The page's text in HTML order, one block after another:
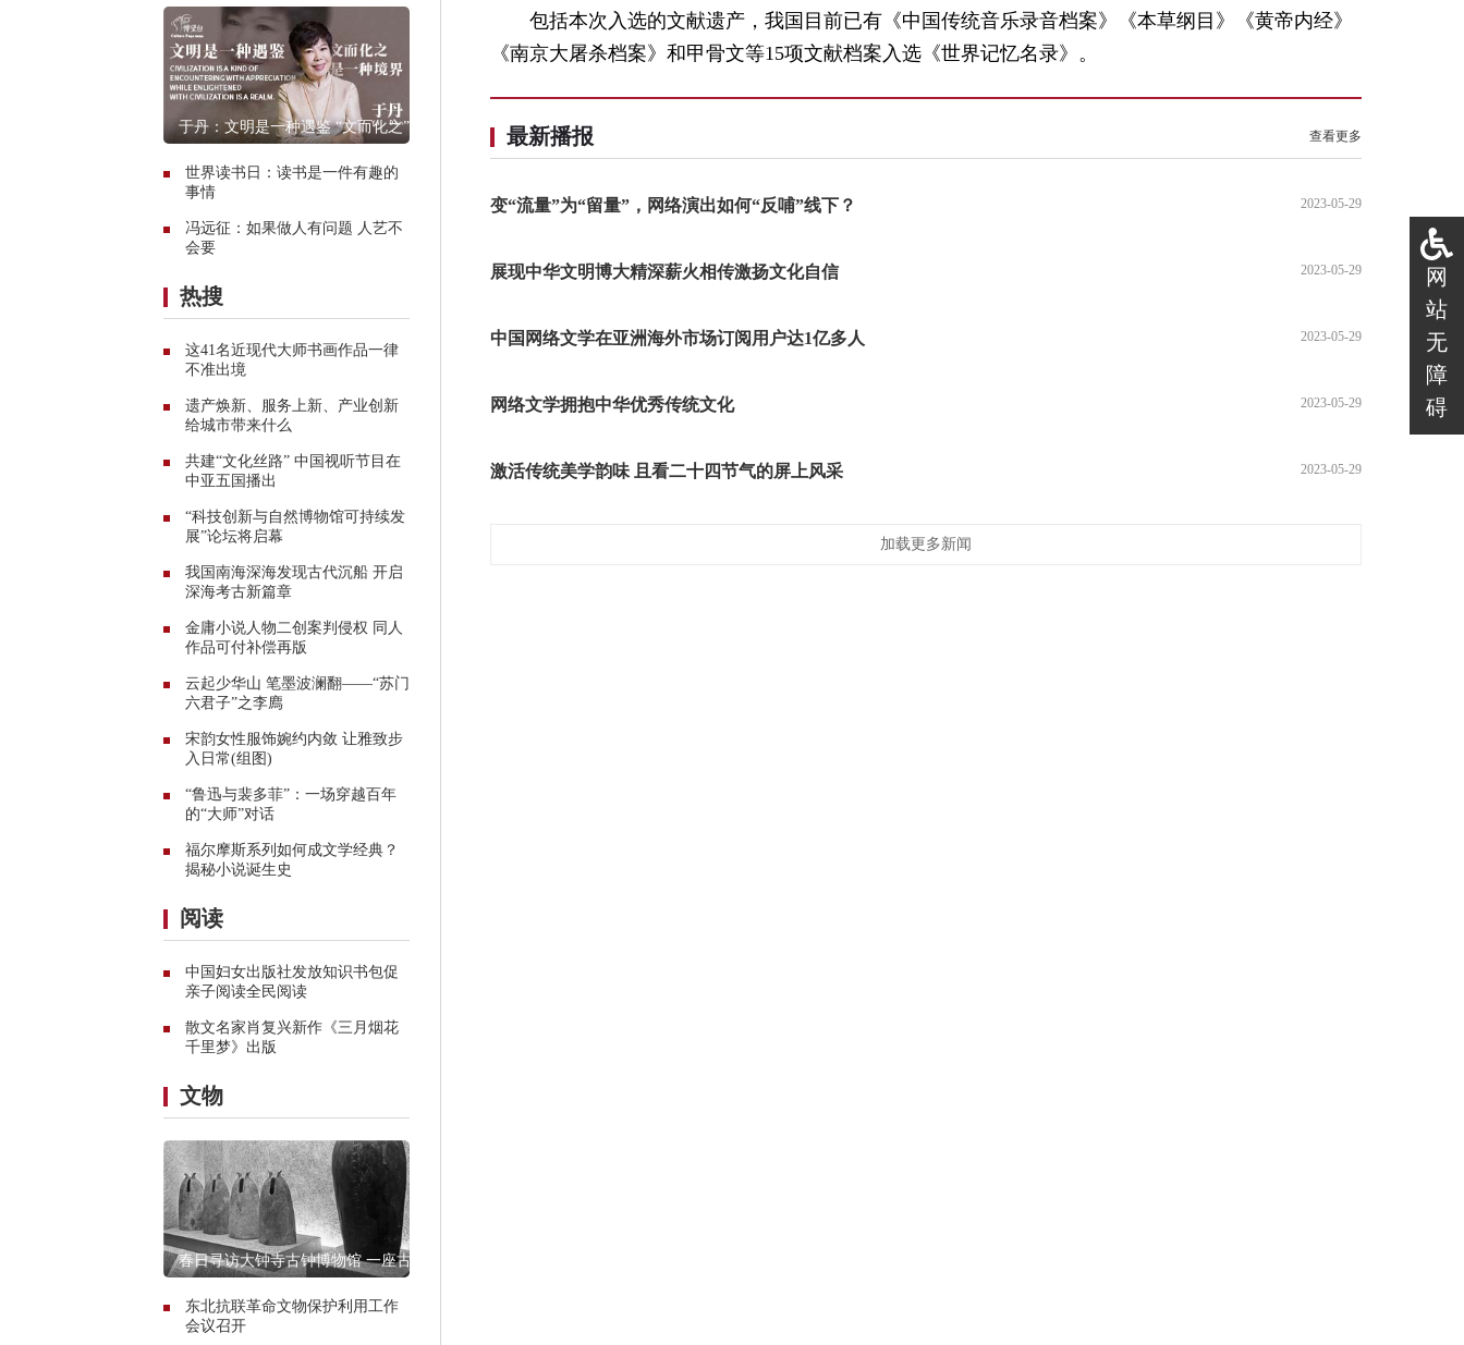
网
站
无
障
碍
于丹：文明是一种遇鉴 “文而化之”是
世界读书日：读书是一件有趣的
事情
冯远征：如果做人有问题 人艺不
会要
热搜
这41名近现代大师书画作品一律
不准出境
​遗产焕新、服务上新、产业创新
给城市带来什么
共建“文化丝路” 中国视听节目在
中亚五国播出
“科技创新与自然博物馆可持续发
展”论坛将启幕
我国南海深海发现古代沉船 开启
深海考古新篇章
金庸小说人物二创案判侵权 同人
作品可付补偿再版
云起少华山 笔墨波澜翻——“苏门
六君子”之李廌
宋韵女性服饰婉约内敛 让雅致步
入日常(组图)
“鲁迅与裴多菲”：一场穿越百年
的“大师”对话
福尔摩斯系列如何成文学经典？
揭秘小说诞生史
阅读
中国妇女出版社发放知识书包促
亲子阅读全民阅读
散文名家肖复兴新作《三月烟花
千里梦》出版
文物
春日寻访大钟寺古钟博物馆 一座古
东北抗联革命文物保护利用工作
会议召开
包括本次入选的文献遗产，我国目前已有《中国传统音乐录音档案》《本草纲目》《黄帝内经》
《南京大屠杀档案》和甲骨文等15项文献档案入选《世界记忆名录》。
最新播报 查看更多
变“流量”为“留量”，网络演出如何“反哺”线下？ 2023-05-29
展现中华文明博大精深薪火相传激扬文化自信 2023-05-29
中国网络文学在亚洲海外市场订阅用户达1亿多人 2023-05-29
网络文学拥抱中华优秀传统文化 2023-05-29
激活传统美学韵味 且看二十四节气的屏上风采 2023-05-29
加载更多新闻